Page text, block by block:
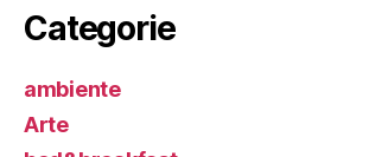
Categorie
ambiente
Arte